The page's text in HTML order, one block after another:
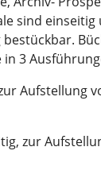
sind einseitig
in 3
Aufstellung
zur